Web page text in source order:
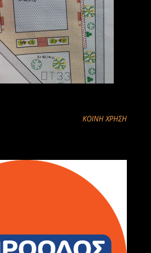
ΚΟΙΝΉ ΧΡΉΣΗ